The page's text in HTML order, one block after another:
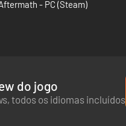
- PC (Steam)
do jogo
todos os idiomas incluídos